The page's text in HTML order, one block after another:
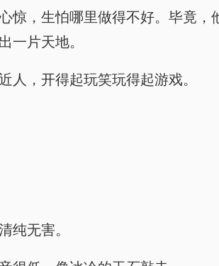
惊，生怕哪里做得不好。毕竟
一片天地。
人，开得起玩笑玩得起游戏。
纯无害。